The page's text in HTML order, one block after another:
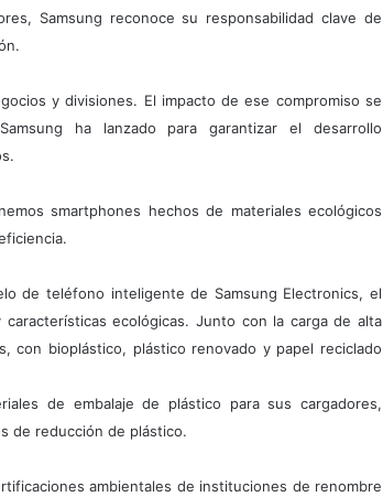
Samsung reconoce su responsabilidad clave de
y divisiones. El impacto de ese compromiso se
ha lanzado para garantizar el desarrollo
smartphones hechos de materiales ecológicos
de teléfono inteligente de Samsung Electronics, el
ecológicas. Junto con la carga de alta
con bioplástico, plástico renovado y papel reciclado
de embalaje de plástico para sus cargadores,
de reducción de plástico.
ambientales de instituciones de renombre